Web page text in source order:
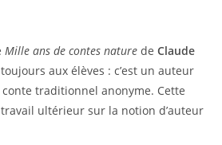
Mille ans de contes nature deClaude
aux élèves : c’est un auteur
traditionnel anonyme. Cette
ultérieur sur la notion d’auteur